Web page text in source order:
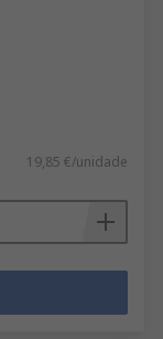
19,85 €/unidade